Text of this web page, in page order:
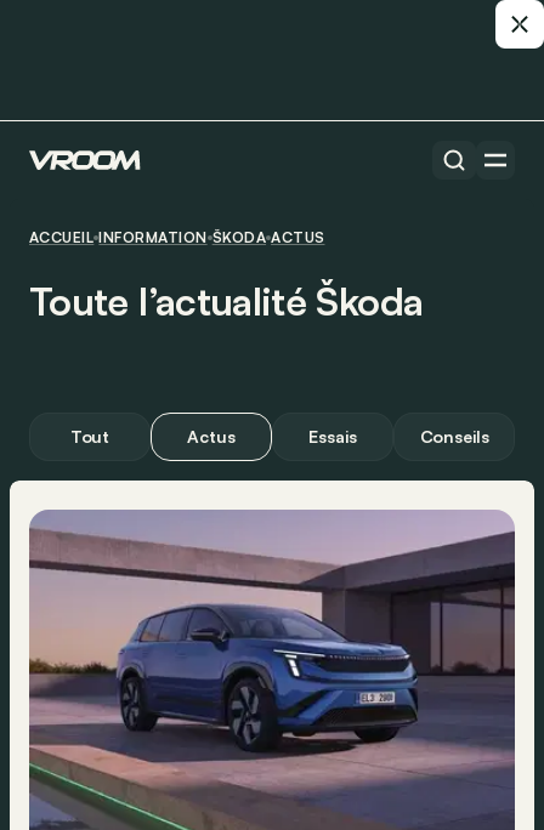
ACCUEIL INFORMATION ŠKODA ACTUS
Toute l’actualité Škoda
Tout Actus Essais Conseils